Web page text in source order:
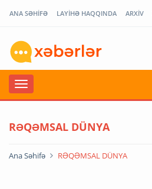
ANA SƏHİFƏ LAYİHƏ HAQQINDA ARXİV
RƏQƏMSAL DÜNYA
Ana Səhifə RƏQƏMSAL DÜNYA